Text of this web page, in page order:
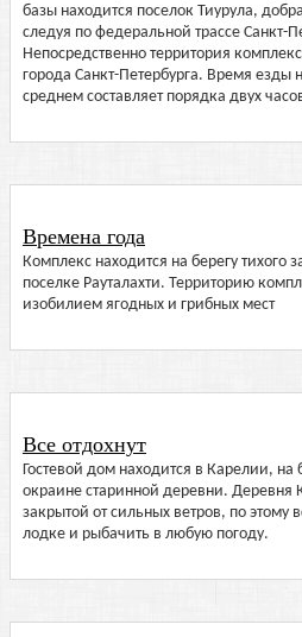
базы находится поселок Тиурула,
следуя по федеральной трассе Санкт-
Непосредственно территория
города Санкт-Петербурга. Время езды
среднем составляет порядка двух
Времена года
Комплекс находится на берегу тихого
поселке Рауталахти. Территорию
изобилием ягодных и грибных мест
Все отдохнут
Гостевой дом находится в Карелии, на
окраине старинной деревни. Деревня
закрытой от сильных ветров, по этому
лодке и рыбачить в любую погоду.